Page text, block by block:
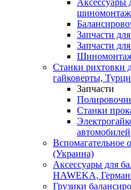
Аксессуары
Запчасти
Запчасти
Станки рихтовки
гайковерты,
Запчасти
Станки
автомобилей
Вспомагательное
(Украина)
Аксессуары для
HAWEKA,
Грузики